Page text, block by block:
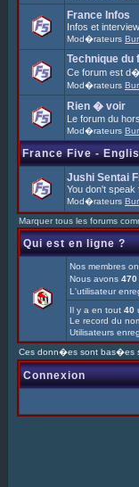
France Infos
Infos et
Mod�rateurs
Technique du
Ce forum est
Mod�rateurs
Rien � voir
Le forum du
Mod�rateurs
France Five -
Jushi Sentai
You don't speak
Mod�rateurs
Marquer tous les forums
Qui est en ligne ?
Nos membres
Nous avons 470
L'utilisateur
Il y a en tout 40
Le record du
Utilisateurs
Ces donn�es sont bas�es
Connexion